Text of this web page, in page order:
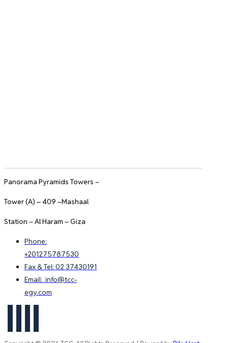
Panorama Pyramids Towers –
Tower (A) – 409 –Mashaal
Station – Al Haram – Giza
Phone:
+201275787530
Fax & Tel: 02 37430191
Email: info@tcc-
egy.com